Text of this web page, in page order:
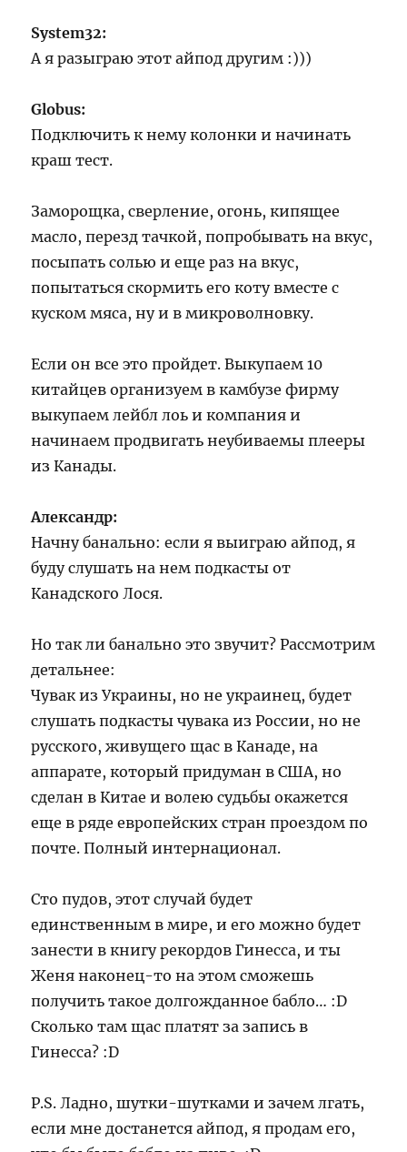
System32:
А я разыграю этот айпод другим :)))
Globus:
Подключить к нему колонки и начинать
краш тест.
Заморощка, сверление, огонь, кипящее
масло, перезд тачкой, попробывать на вкус,
посыпать солью и еще раз на вкус,
попытаться скормить его коту вместе с
куском мяса, ну и в микроволновку.
Если он все это пройдет. Выкупаем 10
китайцев организуем в камбузе фирму
выкупаем лейбл лоь и компания и
начинаем продвигать неубиваемы плееры
из Канады.
Александр:
Начну банально: если я выиграю айпод, я
буду слушать на нем подкасты от
Канадского Лося.
Но так ли банально это звучит? Рассмотрим
детальнее:
Чувак из Украины, но не украинец, будет
слушать подкасты чувака из России, но не
русского, живущего щас в Канаде, на
аппарате, который придуман в США, но
сделан в Китае и волею судьбы окажется
еще в ряде европейских стран проездом по
почте. Полный интернационал.
Сто пудов, этот случай будет
единственным в мире, и его можно будет
занести в книгу рекордов Гинесса, и ты
Женя наконец-то на этом сможешь
получить такое долгожданное бабло… :D
Сколько там щас платят за запись в
Гинесса? :D
P.S. Ладно, шутки-шутками и зачем лгать,
если мне достанется айпод, я продам его,